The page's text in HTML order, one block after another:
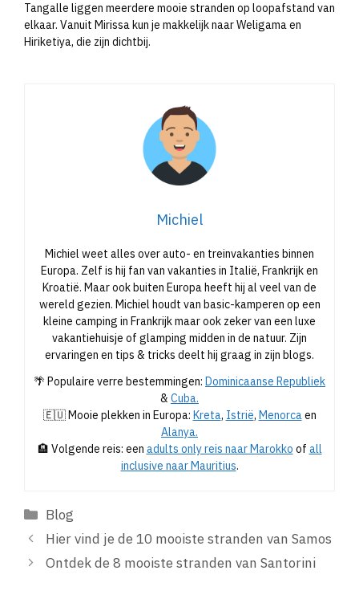
Tangalle liggen meerdere mooie stranden op loopafstand van
elkaar. Vanuit Mirissa kun je makkelijk naar Weligama en
Hiriketiya, die zijn dichtbij.
Michiel
Michiel weet alles over auto- en treinvakanties binnen
Europa. Zelf is hij fan van vakanties in Italië, Frankrijk en
Kroatië. Maar ook buiten Europa heeft hij al veel van de
wereld gezien. Michiel houdt van basic-kamperen op een
kleine camping in Frankrijk maar ook zeker van een luxe
vakantiehuisje of glamping midden in de natuur. Zijn
ervaringen en tips & tricks deelt hij graag in zijn blogs.
🌴 Populaire verre bestemmingen: Dominicaanse Republiek
& Cuba.
🇪🇺 Mooie plekken in Europa: Kreta, Istrië, Menorcaen
Alanya.
🏨 Volgende reis: een adults only reis naar Marokko of all
inclusive naar Mauritius.
Categorieën
Blog
Hier vind je de 10 mooiste stranden van Samos
Ontdek de 8 mooiste stranden van Santorini